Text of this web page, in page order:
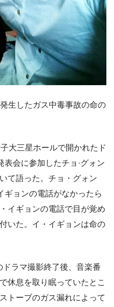
生したガス中毒事故の命の
大三星ホールで開かれたド
会に参加したチョ·グォン
て語った。チョ・グォン
ギョンの電話がなかったら
イギョンの電話で目が覚め
いた。イ・イギョンは命の
ドラマ撮影終了後、音楽番
休息を取り眠っていたとこ
トーブのガス漏れによって